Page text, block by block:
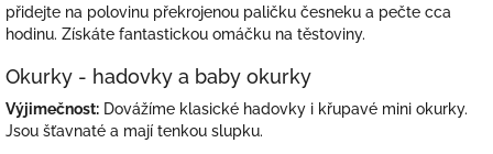
přidejte na polovinu překrojenou paličku česneku a pečte cca
hodinu. Získáte fantastickou omáčku na těstoviny.
Okurky - hadovky a baby okurky
Výjimečnost: Dovážíme klasické hadovky i křupavé mini okurky.
Jsou šťavnaté a mají tenkou slupku.